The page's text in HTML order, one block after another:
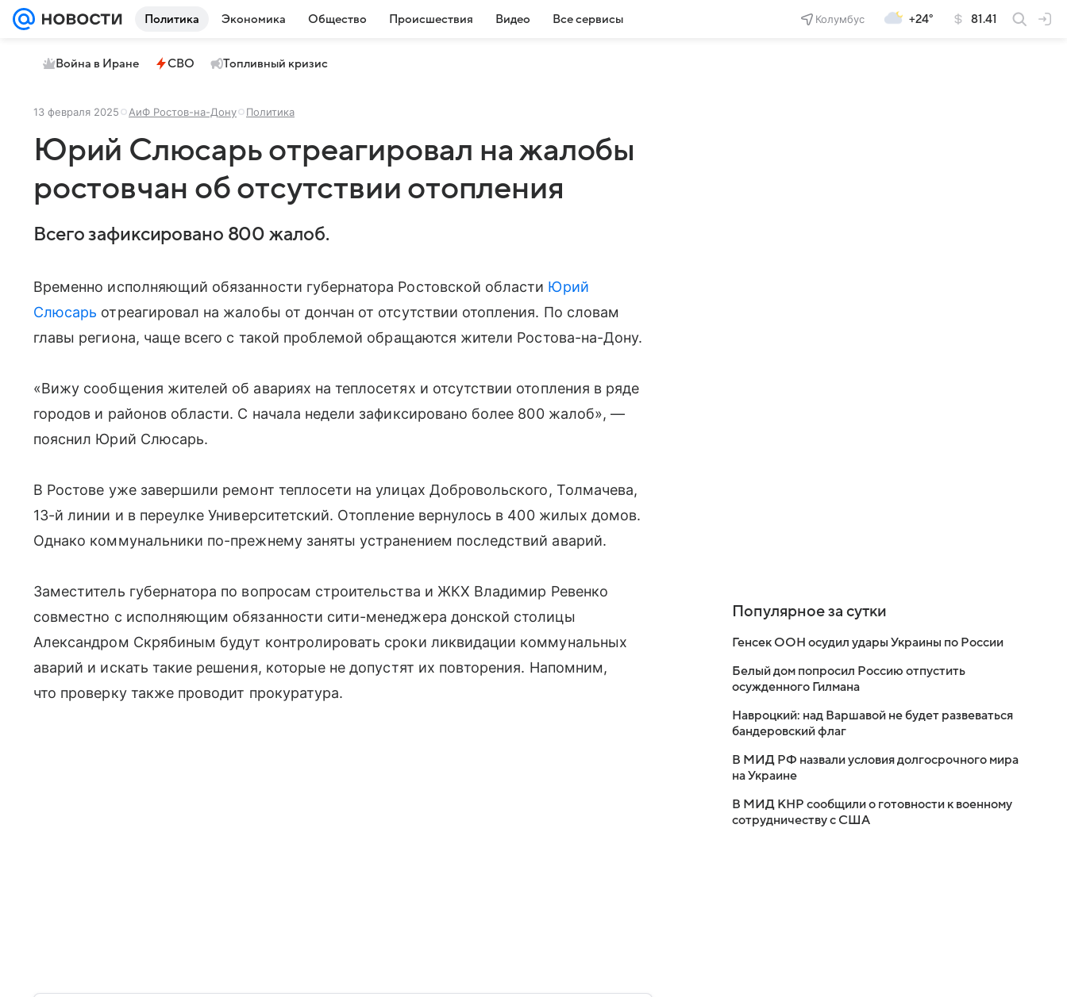
Политика Экономика Общество Происшествия Видео Все сервисы Колумбус +24° 81.41
Война в Иране СВО Топливный кризис
13 февраля 2025 АиФ Ростов-на-Дону Политика
Юрий Слюсарь отреагировал на жалобы
ростовчан об отсутствии отопления
Всего зафиксировано 800 жалоб.
Временно исполняющий обязанности губернатора Ростовской области Юрий
Слюсарь отреагировал на жалобы от дончан от отсутствии отопления. По словам
главы региона, чаще всего с такой проблемой обращаются жители Ростова-на-Дону.
«Вижу сообщения жителей об авариях на теплосетях и отсутствии отопления в ряде
городов и районов области. С начала недели зафиксировано более 800 жалоб», —
пояснил Юрий Слюсарь.
В Ростове уже завершили ремонт теплосети на улицах Добровольского, Толмачева,
13-й линии и в переулке Университетский. Отопление вернулось в 400 жилых домов.
Однако коммунальники по-прежнему заняты устранением последствий аварий.
Заместитель губернатора по вопросам строительства и ЖКХ Владимир Ревенко
совместно с исполняющим обязанности сити-менеджера донской столицы
Александром Скрябиным будут контролировать сроки ликвидации коммунальных
аварий и искать такие решения, которые не допустят их повторения. Напомним,
что проверку также проводит прокуратура.
Популярное за сутки
Генсек ООН осудил удары Украины по России
Белый дом попросил Россию отпустить
осужденного Гилмана
Навроцкий: над Варшавой не будет развеваться
бандеровский флаг
В МИД РФ назвали условия долгосрочного мира
на Украине
В МИД КНР сообщили о готовности к военному
сотрудничеству с США